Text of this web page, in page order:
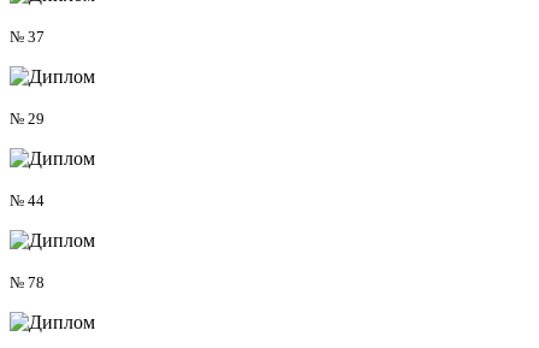
№ 37
№ 29
№ 44
№ 78